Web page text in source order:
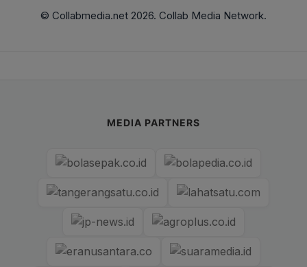
© Collabmedia.net 2026. Collab Media Network.
MEDIA PARTNERS